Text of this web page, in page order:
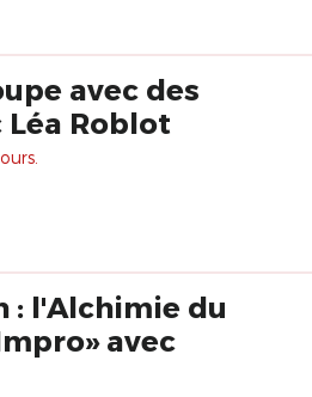
avec des
Léa Roblot
: l'Alchimie du
avec